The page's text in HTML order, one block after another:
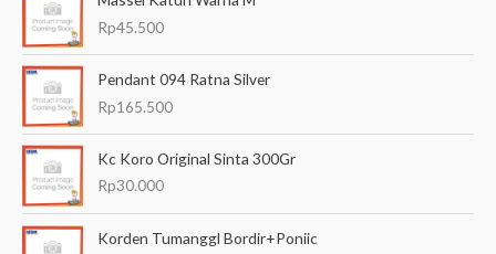
Rp45.500
Pendant 094 Ratna Silver
Rp165.500
Kc Koro Original Sinta 300Gr
Rp30.000
Korden Tumanggl Bordir+Poniic